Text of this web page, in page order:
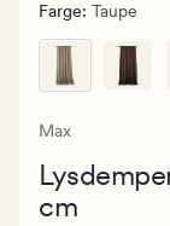
Farge: Taupe
Max
cm